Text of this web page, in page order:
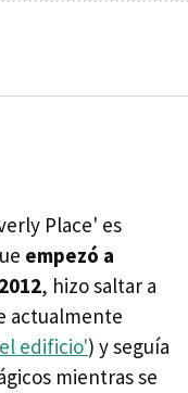
Place' es
empezó a
, hizo saltar a
actualmente
edificio') y seguía
mientras se